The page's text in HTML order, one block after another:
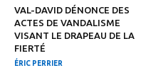
VAL-DAVID DÉNONCE DES
ACTES DE VANDALISME
VISANT LE DRAPEAU DE LA
FIERTÉ
ÉRIC PERRIER